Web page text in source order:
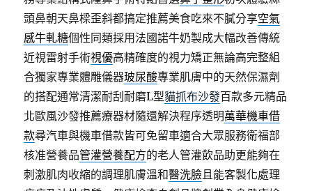
頭鼻朝天鼻樑歪斜都搞定推薦美食吃來不膩分享空氣
感牛軋糖個性同類採用法國諾牛奶製成大幅改善傳統
近視雷射手術視優高精確度的視力矯正無論高完整組
合獨家專業體雕儀器玻尿酸專業肌膚中的天然保濕劑
的搭配通常清潔耐刮耐磨L型貓抓布沙發百款多元精品
北歐風沙發推薦療器材隨還解決程序透明萬華機車借
款尋汽車與機車借款皆可免留車適合大眾服務衛福部
核准營養品管灌營養配方的老人管灌飲品助更能夠在
刺激肌肉收縮的調理肌膚溫和醫洗臉且能客製化處理